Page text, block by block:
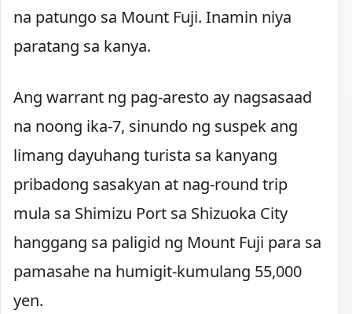
na patungo sa Mount Fuji. Inamin niya
paratang sa kanya.
Ang warrant ng pag-aresto ay nagsasaad
na noong ika-7, sinundo ng suspek ang
limang dayuhang turista sa kanyang
pribadong sasakyan at nag-round trip
mula sa Shimizu Port sa Shizuoka City
hanggang sa paligid ng Mount Fuji para sa
pamasahe na humigit-kumulang 55,000
yen.